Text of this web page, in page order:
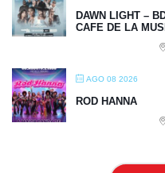
DAWN LIGHT –
CAFE DE LA
AGO 08 2026
ROD HANNA